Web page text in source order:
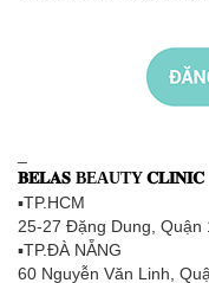
𝐁𝐄𝐋𝐀𝐒 BEAUTY 𝐂𝐋𝐈𝐍𝐈𝐂
▪TP.HCM
25-27 Đặng Dung, Quận
▪TP.ĐÀ NẴNG
60 Nguyễn Văn Linh,